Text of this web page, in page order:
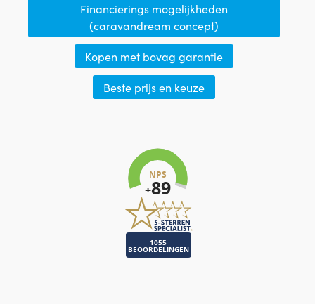
Financierings mogelijkheden
(caravandream concept)
Kopen met bovag garantie
Beste prijs en keuze